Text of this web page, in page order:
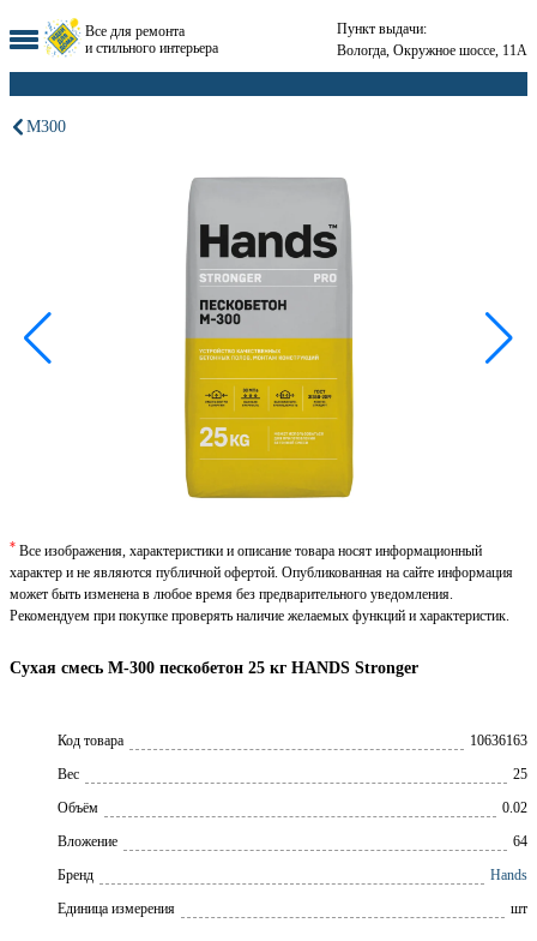
Все для ремонта
и стильного интерьера
Пункт выдачи:
Вологда, Окружное шоссе, 11А
М300
Сухая смесь М-300 пескобетон 25 кг HANDS Stronger
Код товара
10636163
Вес
25
Объём
0.02
Вложение
64
Брeнд
Hands
Единица измерения
шт
* Все изображения, характеристики и описание товара носят информационный
характер и не являются публичной офертой. Опубликованная на сайте информация
может быть изменена в любое время без предварительного уведомления.
Рекомендуем при покупке проверять наличие желаемых функций и характеристик.